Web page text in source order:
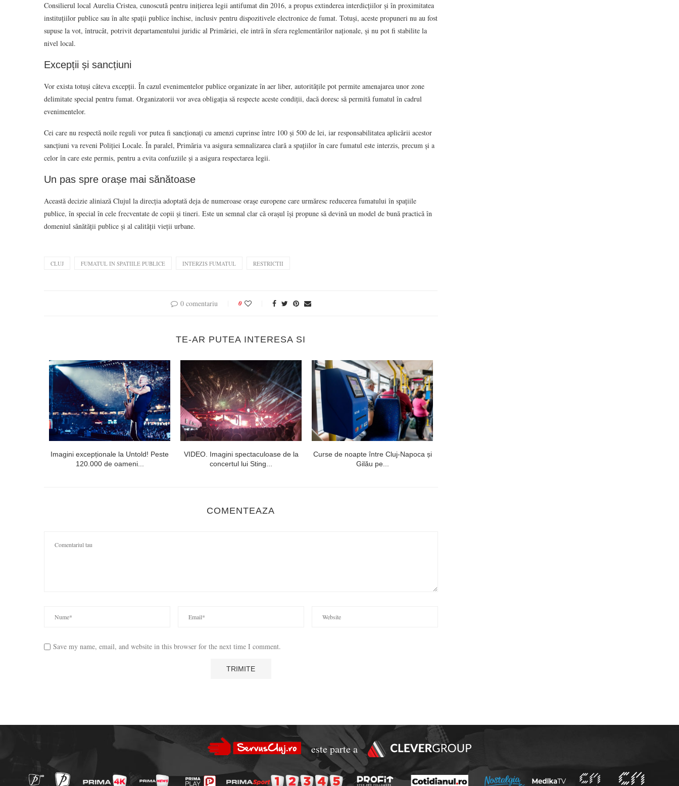
Consilierul local Aurelia Cristea, cunoscută pentru inițierea legii antifumat din 2016, a propus extinderea interdicțiilor și în proximitatea
instituțiilor publice sau în alte spații publice închise, inclusiv pentru dispozitivele electronice de fumat. Totuși, aceste propuneri nu au fost
supuse la vot, întrucât, potrivit departamentului juridic al Primăriei, ele intră în sfera reglementărilor naționale, și nu pot fi stabilite la
nivel local.
Excepții și sancțiuni
Vor exista totuși câteva excepții. În cazul evenimentelor publice organizate în aer liber, autoritățile pot permite amenajarea unor zone
delimitate special pentru fumat. Organizatorii vor avea obligația să respecte aceste condiții, dacă doresc să permită fumatul în cadrul
evenimentelor.
Cei care nu respectă noile reguli vor putea fi sancționați cu amenzi cuprinse între 100 și 500 de lei, iar responsabilitatea aplicării acestor
sancțiuni va reveni Poliției Locale. În paralel, Primăria va asigura semnalizarea clară a spațiilor în care fumatul este interzis, precum și a
celor în care este permis, pentru a evita confuziile și a asigura respectarea legii.
Un pas spre orașe mai sănătoase
Această decizie aliniază Clujul la direcția adoptată deja de numeroase orașe europene care urmăresc reducerea fumatului în spațiile
publice, în special în cele frecventate de copii și tineri. Este un semnal clar că orașul își propune să devină un model de bună practică în
domeniul sănătății publice și al calității vieții urbane.
CLUJ FUMATUL IN SPATIILE PUBLICE INTERZIS FUMATUL RESTRICTII
0 comentariu 0
TE-AR PUTEA INTERESA SI
Imagini excepționale la Untold! Peste
120.000 de oameni...
VIDEO. Imagini spectaculoase de la
concertul lui Sting...
Curse de noapte între Cluj-Napoca și
Gilău pe...
COMENTEAZA
Save my name, email, and website in this browser for the next time I comment.
este parte a